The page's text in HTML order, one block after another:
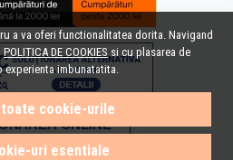
a va oferi functionalitatea dorita. Navigand
POLITICA DE COOKIES si cu plasarea de
imbunatatita.
cookie-urile
uri esentiale